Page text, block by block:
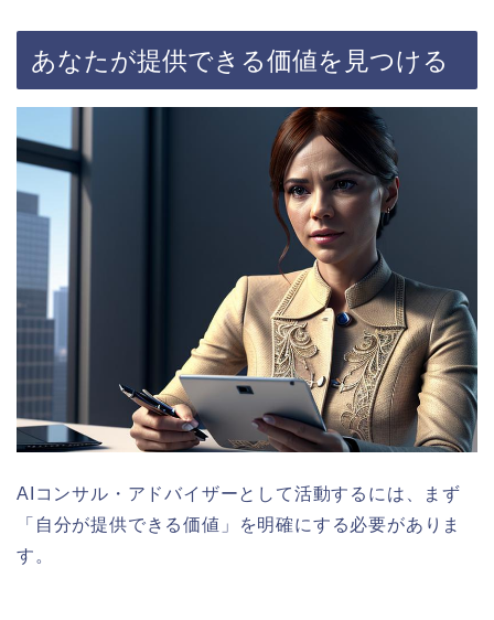
あなたが提供できる価値を見つける
AIコンサル・アドバイザーとして活動するには、まず
「自分が提供できる価値」を明確にする必要がありま
す。